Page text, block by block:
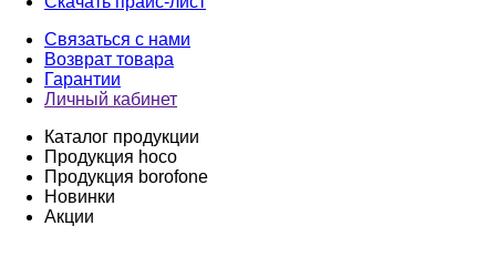
Связаться с нами
Возврат товара
Гарантии
Личный кабинет
Каталог продукции
Продукция hoco
Продукция borofone
Новинки
Акции